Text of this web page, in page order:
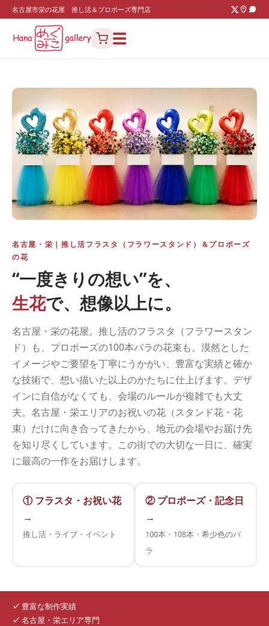
名古屋市栄の花屋 推し活＆プロポーズ専門店
☰
名古屋・栄｜推し活フラスタ（フラワースタンド）＆プロポーズ
の花
“一度きりの想い”を、
生花で、想像以上に。
名古屋・栄の花屋。推し活のフラスタ（フラワースタン
ド）も、プロポーズの100本バラの花束も。漠然とした
イメージやご要望を丁寧にうかがい、豊富な実績と確か
な技術で、想い描いた以上のかたちに仕上げます。デザ
インに自信がなくても、会場のルールが複雑でも大丈
夫。名古屋・栄エリアのお祝いの花（スタンド花・花
束）だけに向き合ってきたから、地元の会場やお届け先
を知り尽くしています。この街での大切な一日に、確実
に最高の一作をお届けします。
① フラスタ・お祝い花
→
推し活・ライブ・イベント
② プロポーズ・記念日
→
100本・108本・希少色のバ
ラ
✓ 豊富な制作実績
✓ 名古屋・栄エリア専門